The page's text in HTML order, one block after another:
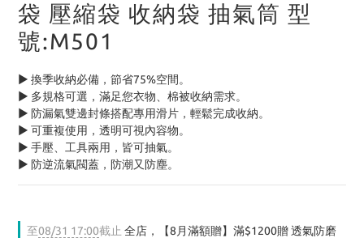
袋 壓縮袋 收納袋 抽氣筒 型
號:M501
► 換季收納必備，節省75%空間。
► 多規格可選，滿足您衣物、棉被收納需求。
► 防漏氣雙邊封條搭配專用滑片，輕鬆完成收納。
► 可重複使用，透明可視內容物。
► 手壓、工具兩用，皆可抽氣。
► 防逆流氣閥蓋，防潮又防塵。
至08/31 17:00截止 全店，【8月滿額贈】滿$1200贈 透氣防磨